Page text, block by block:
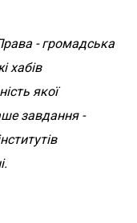
- громадська
хабів
якої
завдання -